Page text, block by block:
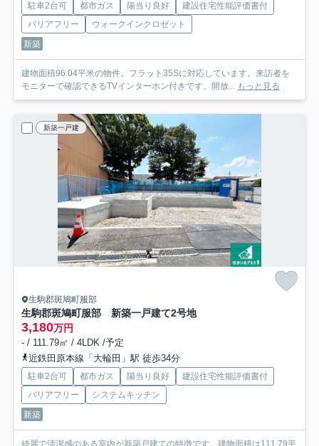
駐車2台可 都市ガス 陽当り良好
建設住宅性能評価書付
バリアフリー
ウォークインクロゼット
新築
建物面積96.04平米の物件。フラット35Sに対応しています。来訪者を
モニターで確認できるTVインターホン付きです。開放... もっと見る
新築一戸建
生駒郡斑鳩町服部
生駒郡斑鳩町服部 新築一戸建て2号地
3,180万円
- / 111.79㎡ / 4LDK /予定
近鉄田原本線「大輪田」駅 徒歩34分
駐車2台可 都市ガス 陽当り良好
建設住宅性能評価書付
バリアフリー
システムキッチン
新築
綺麗で清潔感のある室内が新築戸建ての特徴です。建物面積は111.79平